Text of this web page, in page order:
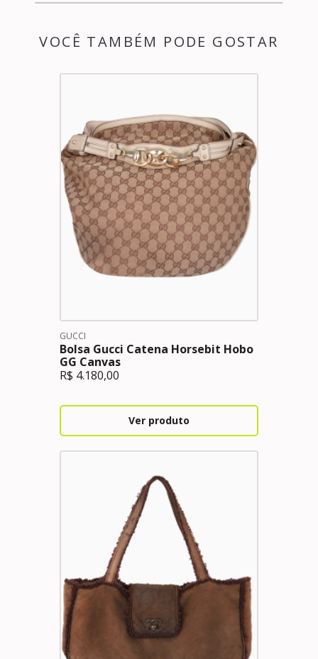
VOCÊ TAMBÉM PODE GOSTAR
GUCCI
Bolsa Gucci Catena Horsebit Hobo
GG Canvas
R$ 4.180,00
Ver produto